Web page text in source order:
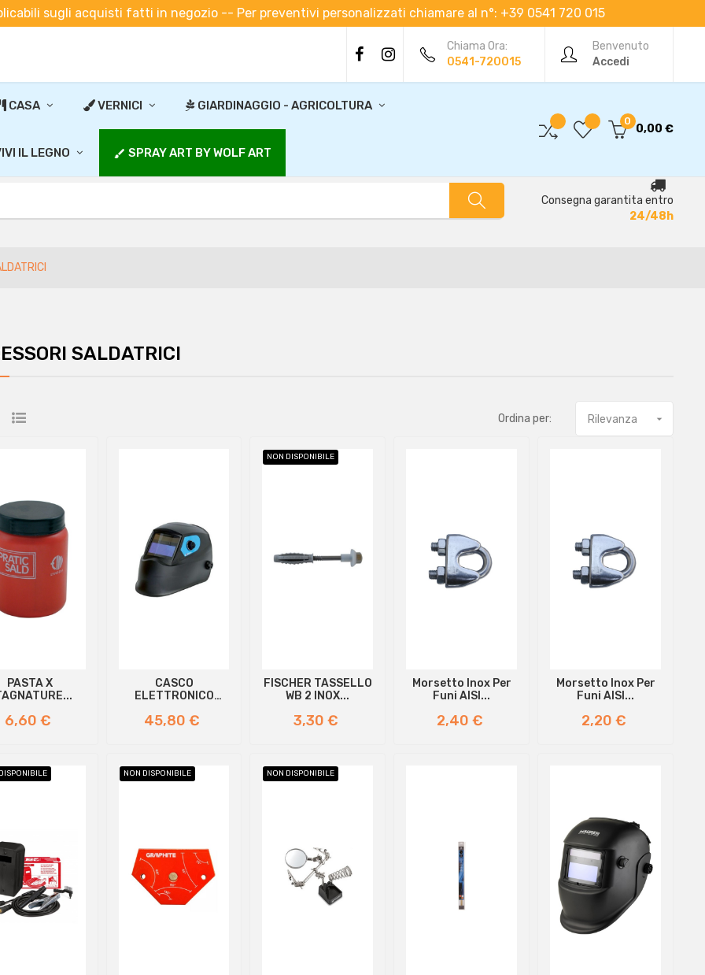
sugli acquisti fatti in negozio -- Per preventivi personalizzati chiamare al n°: +39 0541 720 015
Benvenuto
Accedi
Chiama Ora:
0541-720015
CASA VERNICI GIARDINAGGIO - AGRICOLTURA
IL LEGNO brush SPRAY ART BY WOLF ART
0
0,00 €
Consegna garantita entro
24/48h
SALDATRICI
Ordina per: Rilevanza 
PASTA X
Prezzo
6,60 €
CASCO
ELETTRONICO
Prezzo
45,80 €
NON DISPONIBILE
FISCHER TASSELLO
WB 2 INOX...
Prezzo
3,30 €
Morsetto Inox Per
Funi AISI...
Prezzo
2,40 €
Morsetto Inox Per
Funi AISI...
Prezzo
2,20 €
NON DISPONIBILE NON DISPONIBILE